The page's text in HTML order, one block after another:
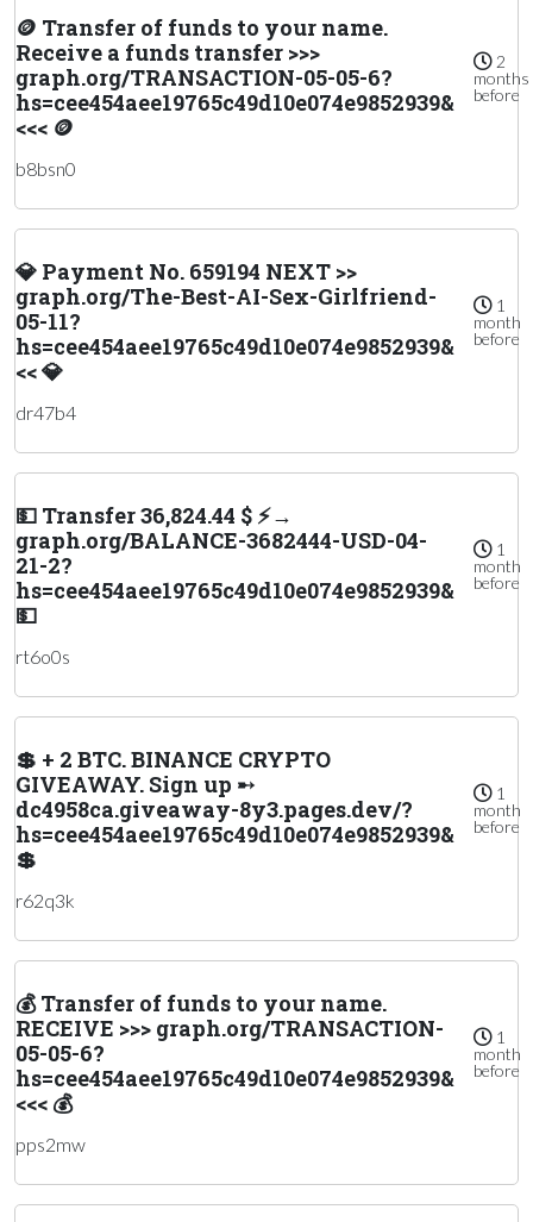
🪙 Transfer of funds to your name.
Receive a funds transfer >>>
graph.org/TRANSACTION-05-05-6?
hs=cee454aee19765c49d10e074e9852939&
<<< 🪙
2
months
before
b8bsn0
💎 Payment No. 659194 NEXT >>
graph.org/The-Best-AI-Sex-Girlfriend-
05-11?
hs=cee454aee19765c49d10e074e9852939&
<< 💎
1
month
before
dr47b4
💵 Transfer 36,824.44 $ ⚡→
graph.org/BALANCE-3682444-USD-04-
21-2?
hs=cee454aee19765c49d10e074e9852939&
💵
1
month
before
rt6o0s
💲 + 2 BTC. BINANCE CRYPTO
GIVEAWAY. Sign up ➸
dc4958ca.giveaway-8y3.pages.dev/?
hs=cee454aee19765c49d10e074e9852939&
💲
1
month
before
r62q3k
💰 Transfer of funds to your name.
RECEIVE >>> graph.org/TRANSACTION-
05-05-6?
hs=cee454aee19765c49d10e074e9852939&
<<< 💰
1
month
before
pps2mw